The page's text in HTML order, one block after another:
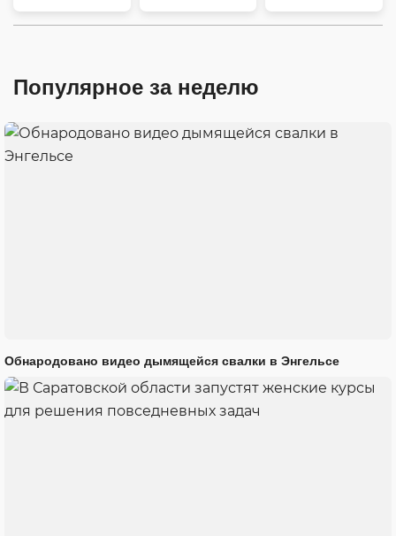
Популярное за неделю
Обнародовано видео дымящейся свалки в Энгельсе